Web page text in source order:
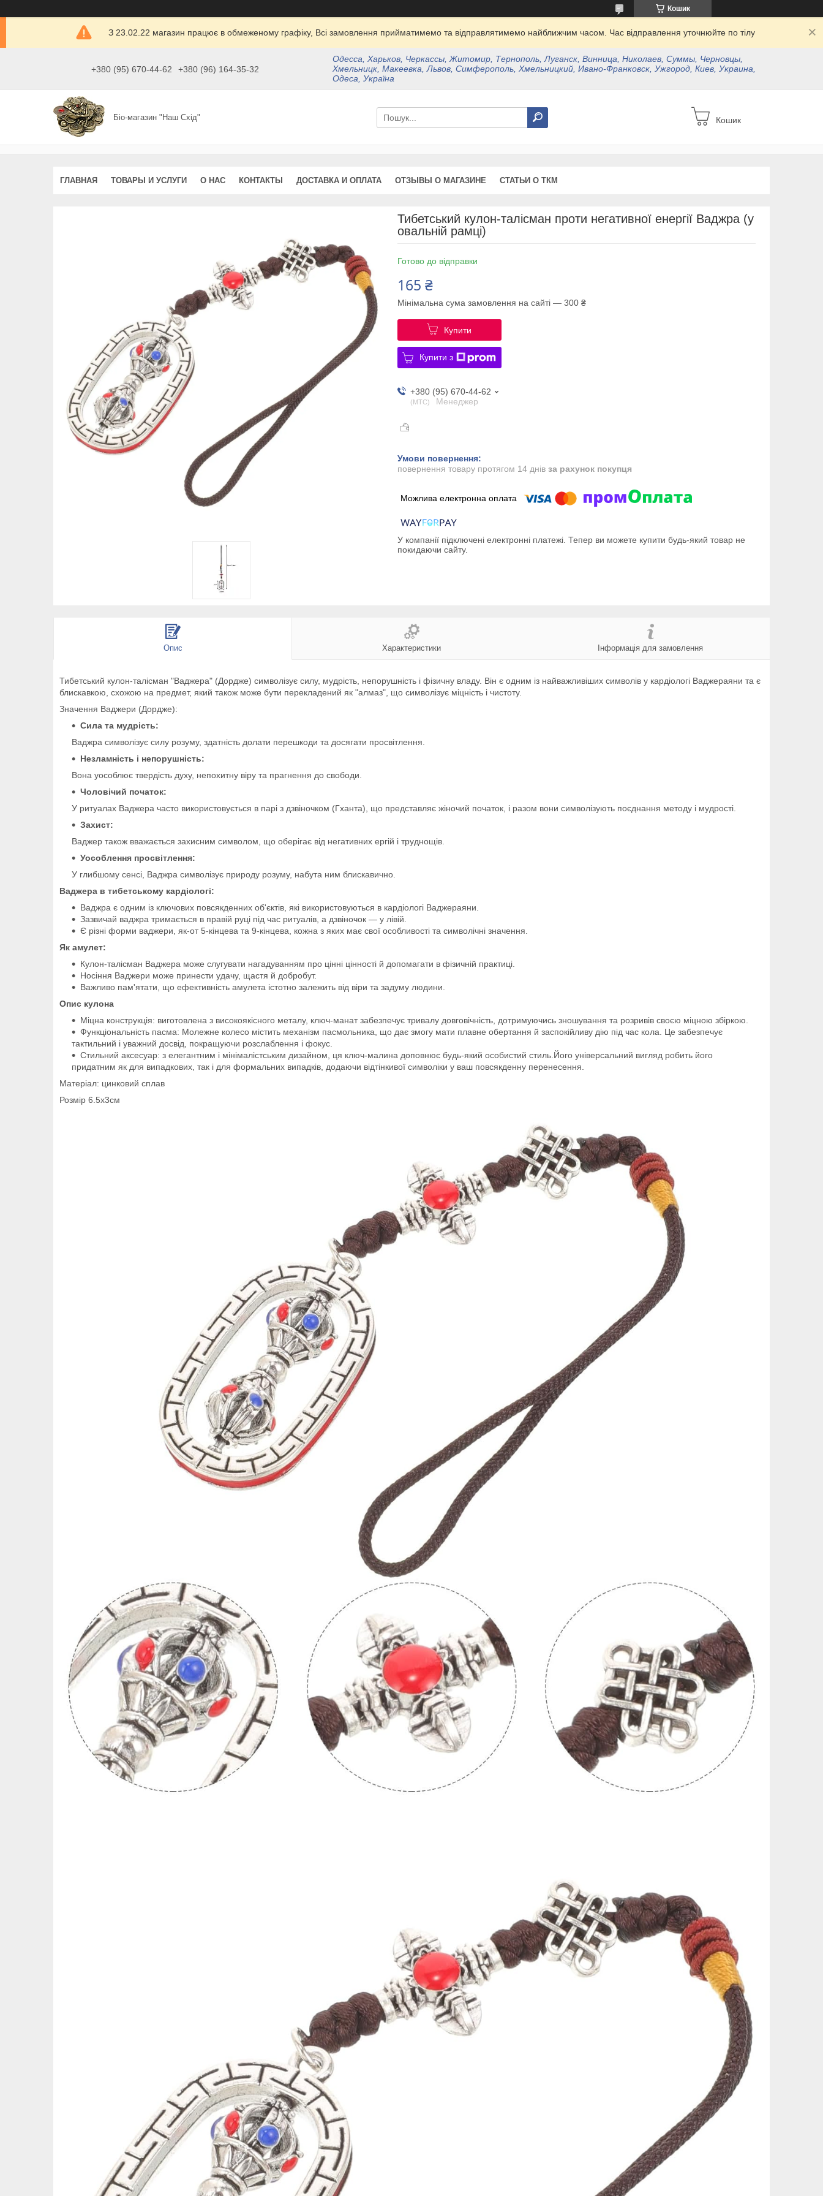
Кошик
З 23.02.22 магазин працює в обмеженому графіку, Всі замовлення прийматимемо та відправлятимемо найближчим часом. Час відправлення уточнюйте по тілу
+380 (95) 670-44-62 +380 (96) 164-35-32
Одесса, Харьков, Черкассы, Житомир, Тернополь, Луганск, Винница, Николаев, Суммы, Черновцы,
Хмельницк, Макеевка, Львов, Симферополь, Хмельницкий, Ивано-Франковск, Ужгород, Киев, Украина,
Одеса, Україна
Біо-магазин "Наш Схід" Кошик
ГЛАВНАЯ ТОВАРЫ И УСЛУГИ О НАС КОНТАКТЫ ДОСТАВКА И ОПЛАТА ОТЗЫВЫ О МАГАЗИНЕ СТАТЬИ О ТКМ
Тибетський кулон-талісман проти негативної енергії Ваджра (у
овальній рамці)
Готово до відправки
165 ₴
Мінімальна сума замовлення на сайті — 300 ₴
Купити
Купити з
+380 (95) 670-44-62
МТС Менеджер
повернення товару протягом 14 днів за рахунок покупця
У компанії підключені електронні платежі. Тепер ви можете купити будь-який товар не
покидаючи сайту.
Опис Характеристики Інформація для замовлення
Тибетський кулон-талісман "Ваджера" (Дордже) символізує силу, мудрість, непорушність і фізичну владу. Він є одним із найважливіших символів у кардіологі Ваджераяни та є
блискавкою, схожою на предмет, який також може бути перекладений як "алмаз", що символізує міцність і чистоту.
Значення Ваджери (Дордже):
Сила та мудрість:
Ваджра символізує силу розуму, здатність долати перешкоди та досягати просвітлення.
Незламність і непорушність:
Вона уособлює твердість духу, непохитну віру та прагнення до свободи.
Чоловічий початок:
У ритуалах Ваджера часто використовується в парі з дзвіночком (Гханта), що представляє жіночий початок, і разом вони символізують поєднання методу і мудрості.
Захист:
Ваджер також вважається захисним символом, що оберігає від негативних ергій і труднощів.
Уособлення просвітлення:
У глибшому сенсі, Ваджра символізує природу розуму, набута ним блискавично.
Ваджера в тибетському кардіологі:
Ваджра є одним із ключових повсякденних об'єктів, які використовуються в кардіологі Ваджераяни.
Зазвичай ваджра тримається в правій руці під час ритуалів, а дзвіночок — у лівій.
Є різні форми ваджери, як-от 5-кінцева та 9-кінцева, кожна з яких має свої особливості та символічні значення.
Як амулет:
Кулон-талісман Ваджера може слугувати нагадуванням про цінні цінності й допомагати в фізичній практиці.
Носіння Ваджери може принести удачу, щастя й добробут.
Важливо пам'ятати, що ефективність амулета істотно залежить від віри та задуму людини.
Опис кулона
Міцна конструкція: виготовлена з високоякісного металу, ключ-манат забезпечує тривалу довговічність, дотримуючись зношування та розривів своєю міцною збіркою.
Функціональність пасма: Молежне колесо містить механізм пасмольника, що дає змогу мати плавне обертання й заспокійливу дію під час кола. Це забезпечує
тактильний і уважний досвід, покращуючи розслаблення і фокус.
Стильний аксесуар: з елегантним і мінімалістським дизайном, ця ключ-малина доповнює будь-який особистий стиль.Його універсальний вигляд робить його
придатним як для випадкових, так і для формальних випадків, додаючи відтінкивої символіки у ваш повсякденну перенесення.
Матеріал: цинковий сплав
Розмір 6.5х3см